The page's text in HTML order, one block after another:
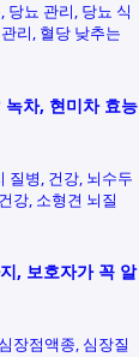
당뇨 관리 당뇨 식
리 혈당 낮추는
차, 현미차 효능
질병 건강 뇌수두
강 소형견 뇌질
, 보호자가 꼭 알
심장점액종 심장질